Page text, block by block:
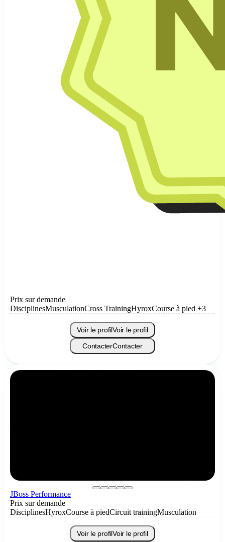
Prix sur demande
DisciplinesMusculationCross TrainingHyroxCourse à pied +3
Voir le profilVoir le profil
ContacterContacter
JBoss Performance
Prix sur demande
DisciplinesHyroxCourse à piedCircuit trainingMusculation
Voir le profilVoir le profil